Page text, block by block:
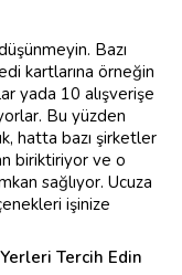
Bazı
kartlarına örneğin
yada 10 alışverişe
Bu yüzden
hatta bazı şirketler
biriktiriyor ve o
sağlıyor. Ucuza
işinize
Tercih Edin